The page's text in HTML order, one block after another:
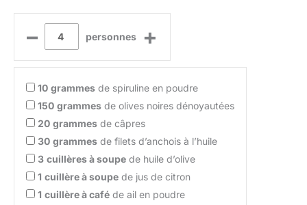
– personnes +
10 grammes de spiruline en poudre
150 grammes de olives noires dénoyautées
20 grammes de câpres
30 grammes de filets d’anchois à l’huile
3 cuillères à soupe de huile d’olive
1 cuillère à soupe de jus de citron
1 cuillère à café de ail en poudre